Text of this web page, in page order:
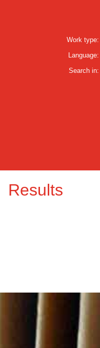
Work type:
Language:
Search in:
Results